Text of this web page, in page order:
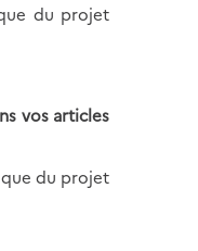
du projet
vos articles
du projet